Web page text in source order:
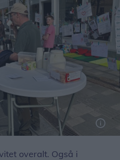
overalt. Også i